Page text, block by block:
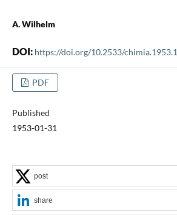
A. Wilhelm
DOI: https://doi.org/10.2533/chimia.1953.1
PDF
Published
1953-01-31
post
share